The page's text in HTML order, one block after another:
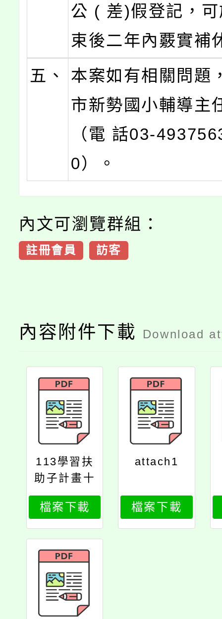
公 ( 差)假登記，
束後二年內覈實補
五、
本案如有相關問題
市新勢國小輔導主
（電 話03-
0）。
內文可瀏覽群組：
註冊會員 訪客
內容附件下載 Download
113學習扶
助子計畫十
五：國中小
永齡課程認
證計畫
檔案下載
attach1
檔案下載